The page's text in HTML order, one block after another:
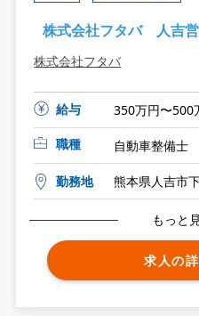
株式会社フタバ 人吉
株式会社フタバ
給与
350万円〜500
職種
自動車整備士
勤務地 熊本県人吉市
もっと
求人の